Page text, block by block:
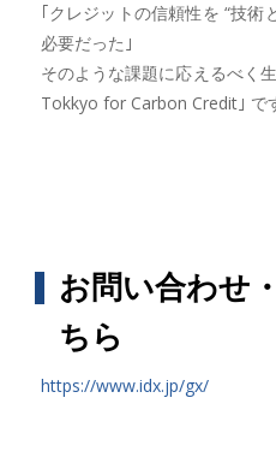
｢クレジットの信頼性を “技術
必要だった｣
そのような課題に応えるべく
Tokkyo for Carbon Credit｣ で
お問い合わせ
ちら
https://www.idx.jp/gx/